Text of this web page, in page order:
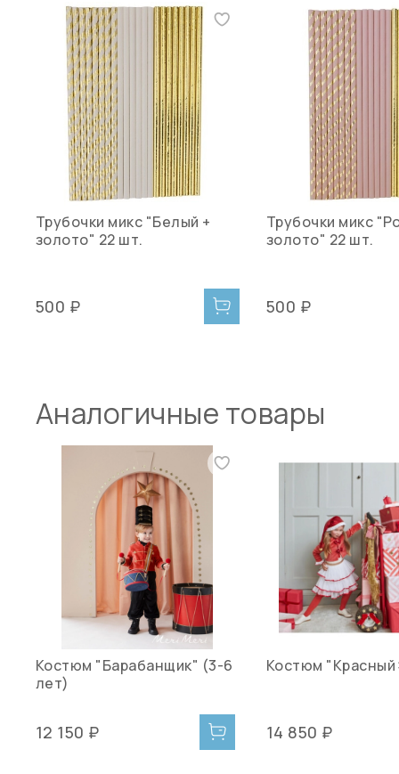
Трубочки микс "Белый +
золото" 22 шт.
500 ₽
Трубочки микс
золото" 22 шт.
500 ₽
Аналогичные товары
Костюм "Барабанщик" (3-6
лет)
12 150 ₽
Костюм
14 850 ₽